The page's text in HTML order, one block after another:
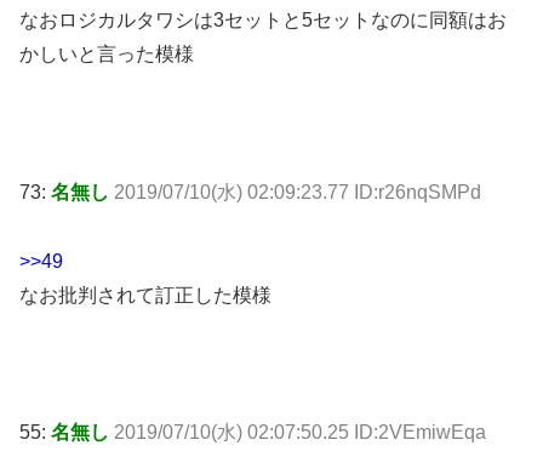
なおロジカルタワシは3セットと5セットなのに同額はお
かしいと言った模様
73: 名無し 2019/07/10(水) 02:09:23.77 ID:r26nqSMPd
>>49
なお批判されて訂正した模様
55: 名無し 2019/07/10(水) 02:07:50.25 ID:2VEmiwEqa